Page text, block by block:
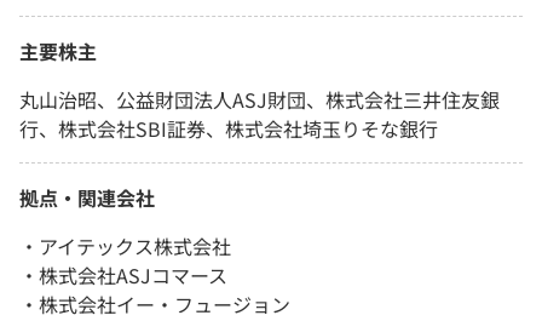
主要株主
丸山治昭、公益財団法人ASJ財団、株式会社三井住友銀
行、株式会社SBI証券、株式会社埼玉りそな銀行
拠点・関連会社
・アイテックス株式会社
・株式会社ASJコマース
・株式会社イー・フュージョン